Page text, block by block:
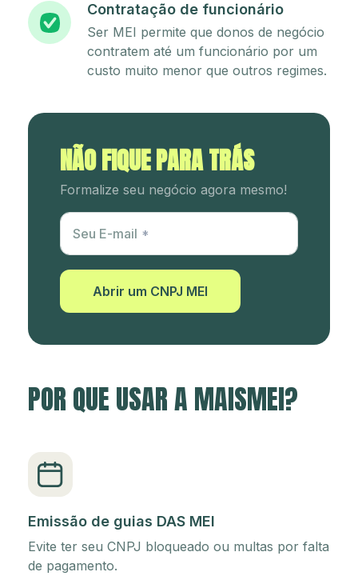
Contratação de funcionário
Ser MEI permite que donos de negócio
contratem até um funcionário por um
custo muito menor que outros regimes.
NÃO FIQUE PARA TRÁS
Formalize seu negócio agora mesmo!
Utm Content
Seu E-mail
Abrir um CNPJ MEI
POR QUE USAR A MAISMEI?
Emissão de guias DAS MEI
Evite ter seu CNPJ bloqueado ou multas por falta
de pagamento.